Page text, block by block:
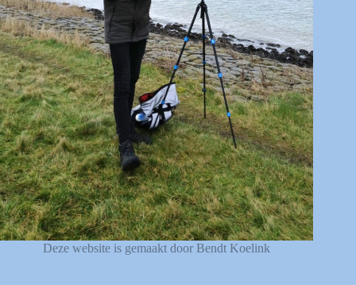
Deze website is gemaakt door Bendt Koelink